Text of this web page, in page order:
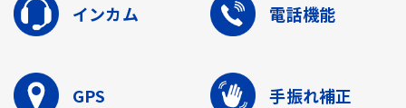
インカム 電話機能
GPS 手振れ補正